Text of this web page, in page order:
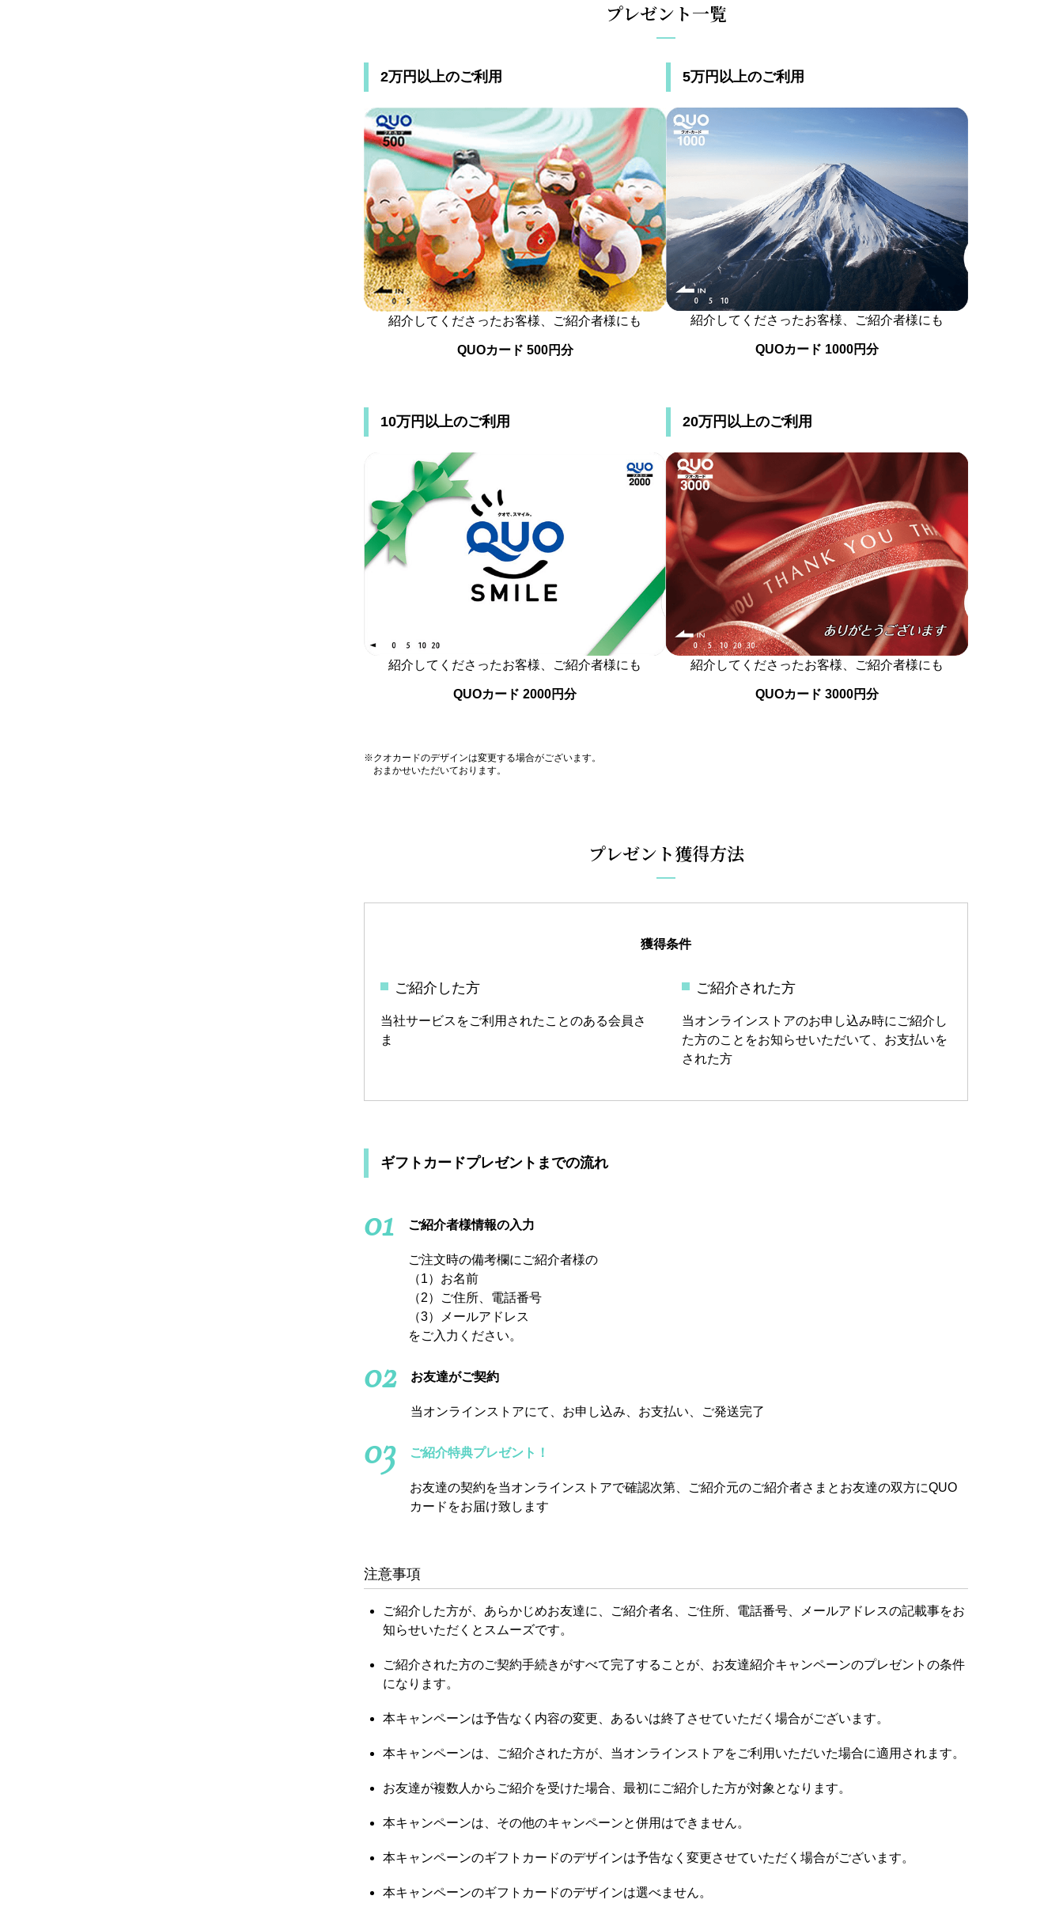
プレゼント一覧
2万円以上のご利用
紹介してくださったお客様、ご紹介者様にも
QUOカード 500円分
5万円以上のご利用
紹介してくださったお客様、ご紹介者様にも
QUOカード 1000円分
10万円以上のご利用
紹介してくださったお客様、ご紹介者様にも
QUOカード 2000円分
20万円以上のご利用
紹介してくださったお客様、ご紹介者様にも
QUOカード 3000円分
※クオカードのデザインは変更する場合がございます。
おまかせいただいております。
プレゼント獲得方法
獲得条件
ご紹介した方
当社サービスをご利用されたことのある会員さ
ま
ご紹介された方
当オンラインストアのお申し込み時にご紹介し
た方のことをお知らせいただいて、お支払いを
された方
ギフトカードプレゼントまでの流れ
01 ご紹介者様情報の入力
ご注文時の備考欄にご紹介者様の
（1）お名前
（2）ご住所、電話番号
（3）メールアドレス
をご入力ください。
02 お友達がご契約
当オンラインストアにて、お申し込み、お支払い、ご発送完了
03 ご紹介特典プレゼント！
お友達の契約を当オンラインストアで確認次第、ご紹介元のご紹介者さまとお友達の双方にQUO
カードをお届け致します
注意事項
ご紹介した方が、あらかじめお友達に、ご紹介者名、ご住所、電話番号、メールアドレスの記載事をお
知らせいただくとスムーズです。
ご紹介された方のご契約手続きがすべて完了することが、お友達紹介キャンペーンのプレゼントの条件
になります。
本キャンペーンは予告なく内容の変更、あるいは終了させていただく場合がございます。
本キャンペーンは、ご紹介された方が、当オンラインストアをご利用いただいた場合に適用されます。
お友達が複数人からご紹介を受けた場合、最初にご紹介した方が対象となります。
本キャンペーンは、その他のキャンペーンと併用はできません。
本キャンペーンのギフトカードのデザインは予告なく変更させていただく場合がございます。
本キャンペーンのギフトカードのデザインは選べません。